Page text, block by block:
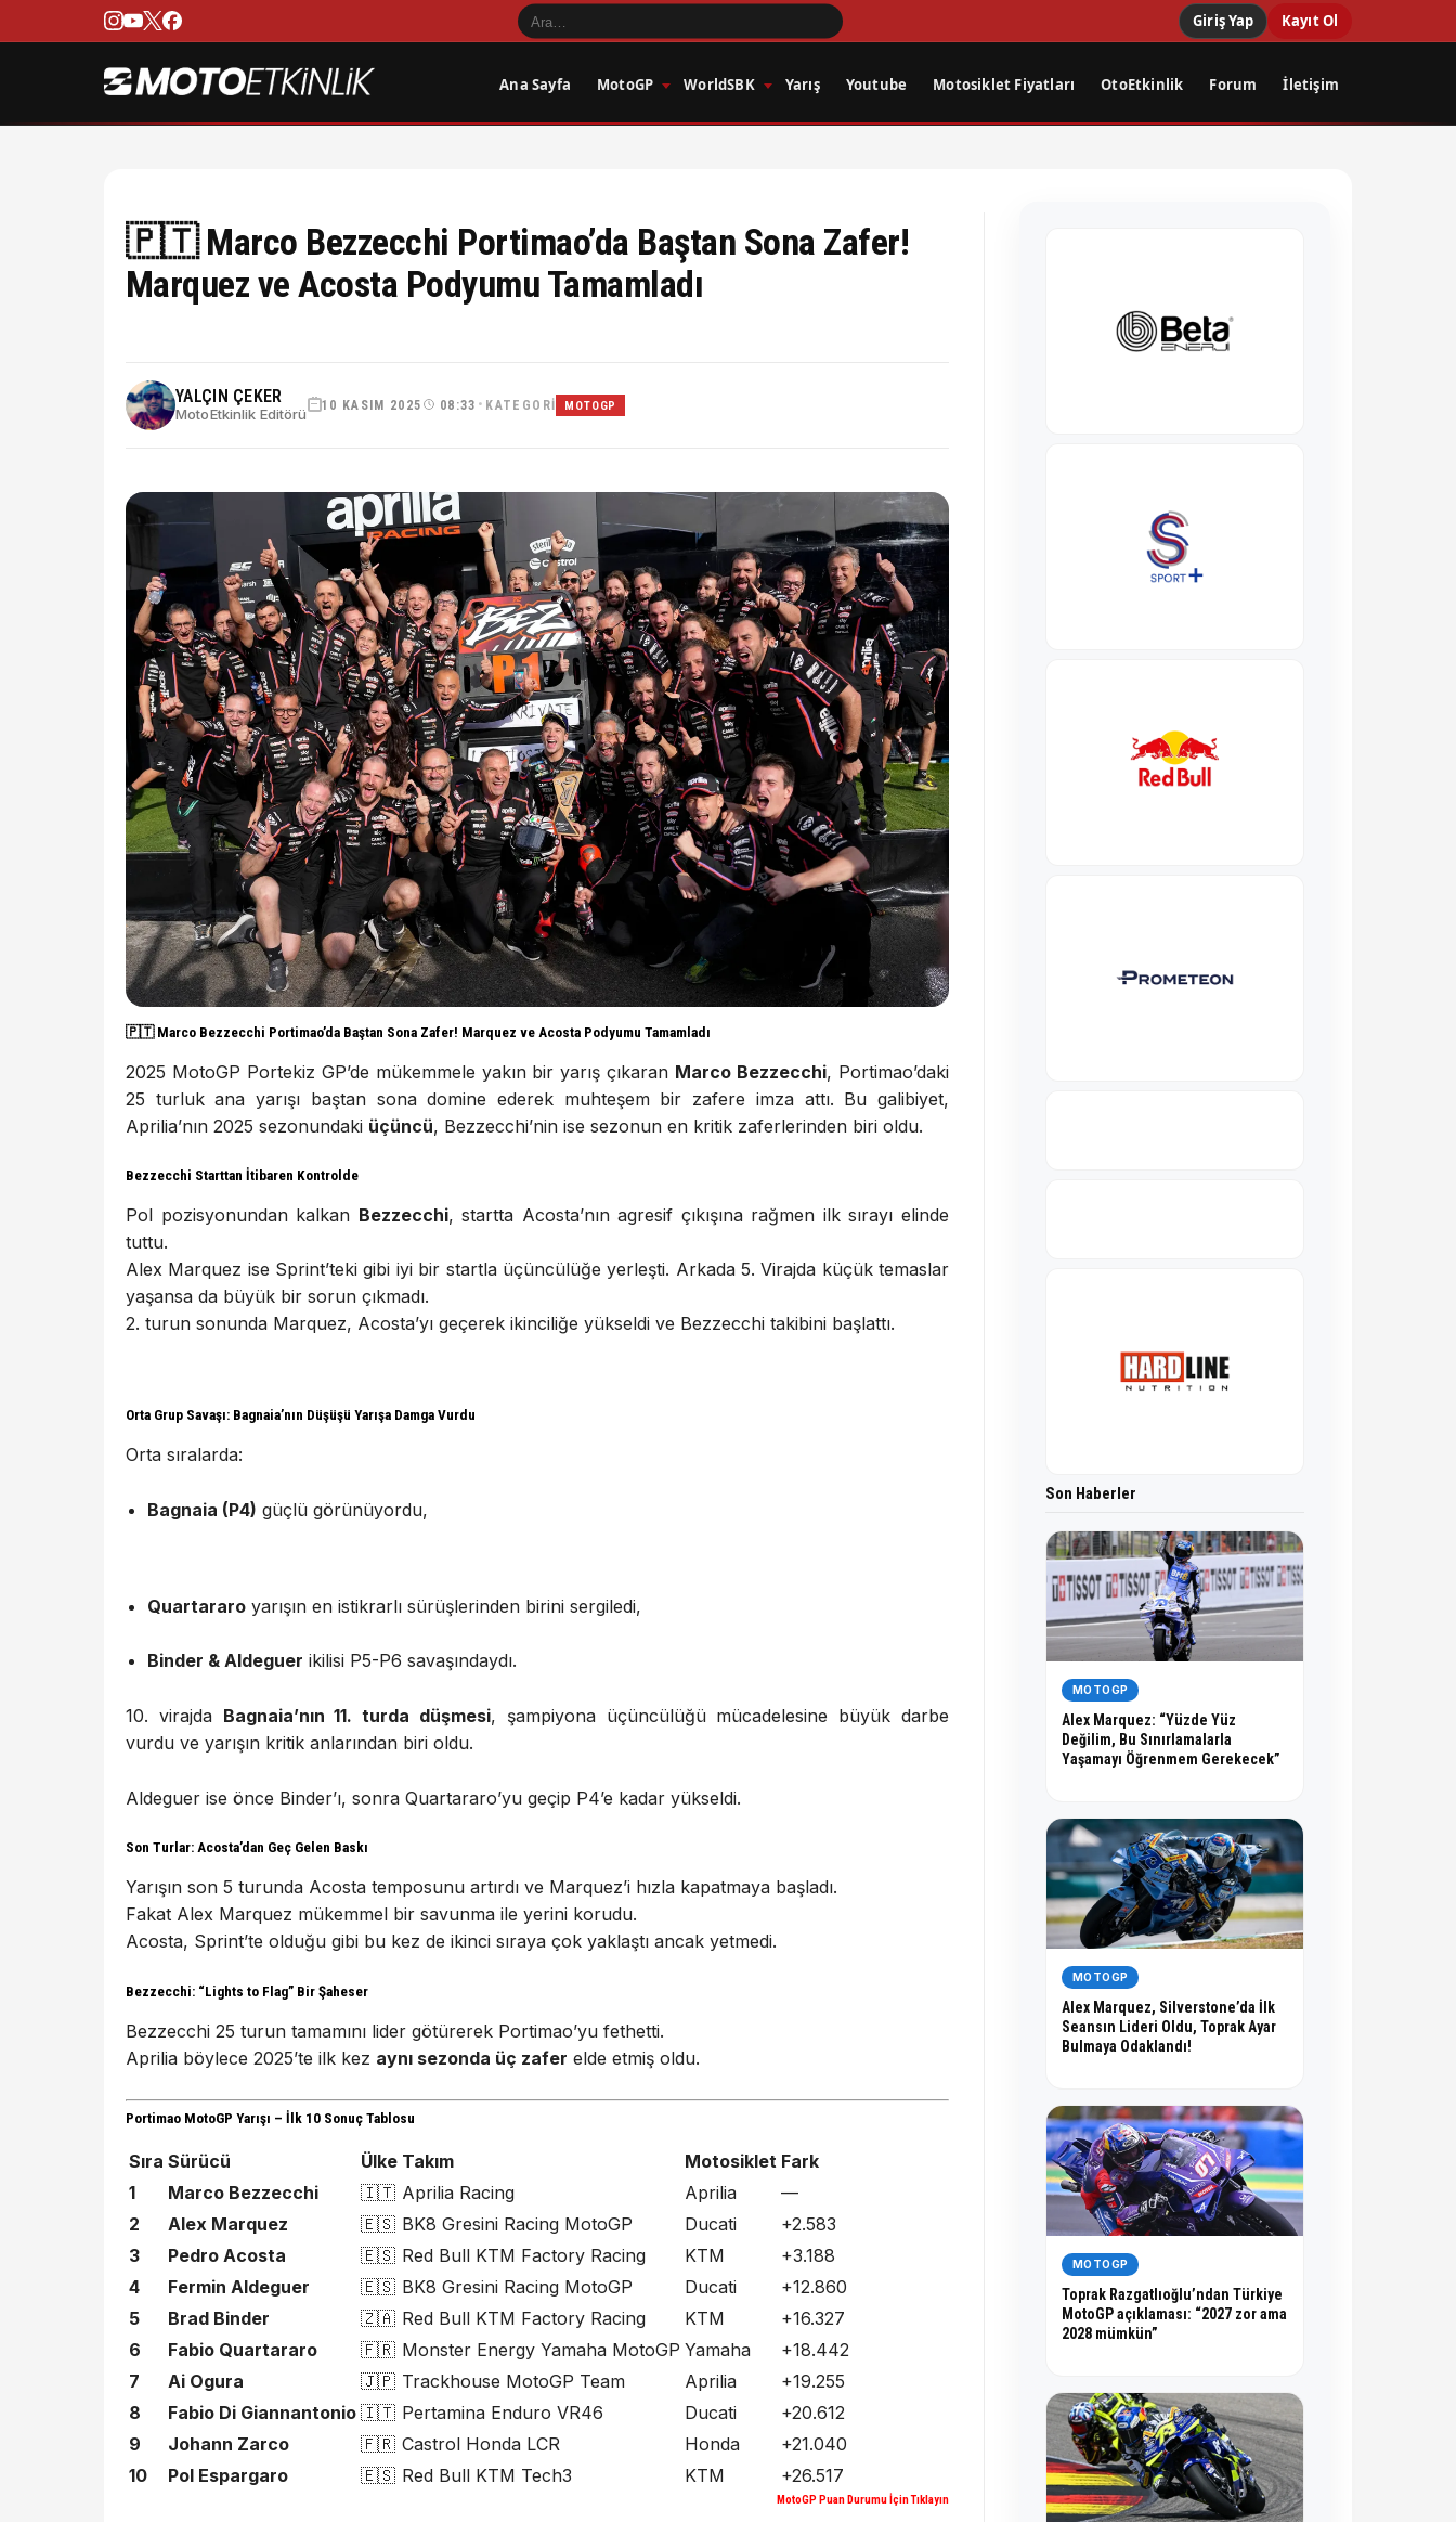
Giriş Yap Kayıt Ol
Ana Sayfa MotoGP WorldSBK Yarış Youtube Motosiklet Fiyatları OtoEtkinlik Forum İletişim
🇵🇹 Marco Bezzecchi Portimao’da Baştan Sona Zafer!
Marquez ve Acosta Podyumu Tamamladı
YALÇIN ÇEKER
MotoEtkinlik Editörü
10 KASIM 2025 08:33 • KATEGORI MOTOGP
🇵🇹 Marco Bezzecchi Portimao’da Baştan Sona Zafer! Marquez ve Acosta Podyumu Tamamladı
2025 MotoGP Portekiz GP’de mükemmele yakın bir yarış çıkaran Marco Bezzecchi, Portimao’daki
25 turluk ana yarışı baştan sona domine ederek muhteşem bir zafere imza attı. Bu galibiyet,
Aprilia’nın 2025 sezonundaki üçüncü, Bezzecchi’nin ise sezonun en kritik zaferlerinden biri oldu.
Bezzecchi Starttan İtibaren Kontrolde
Pol pozisyonundan kalkan Bezzecchi, startta Acosta’nın agresif çıkışına rağmen ilk sırayı elinde
tuttu.
Alex Marquez ise Sprint’teki gibi iyi bir startla üçüncülüğe yerleşti. Arkada 5. Virajda küçük temaslar
yaşansa da büyük bir sorun çıkmadı.
2. turun sonunda Marquez, Acosta’yı geçerek ikinciliğe yükseldi ve Bezzecchi takibini başlattı.
Orta Grup Savaşı: Bagnaia’nın Düşüşü Yarışa Damga Vurdu
Orta sıralarda:
Bagnaia (P4) güçlü görünüyordu,
Quartararo yarışın en istikrarlı sürüşlerinden birini sergiledi,
Binder & Aldeguer ikilisi P5-P6 savaşındaydı.
10. virajda Bagnaia’nın 11. turda düşmesi, şampiyona üçüncülüğü mücadelesine büyük darbe
vurdu ve yarışın kritik anlarından biri oldu.
Aldeguer ise önce Binder’ı, sonra Quartararo’yu geçip P4’e kadar yükseldi.
Son Turlar: Acosta’dan Geç Gelen Baskı
Yarışın son 5 turunda Acosta temposunu artırdı ve Marquez’i hızla kapatmaya başladı.
Fakat Alex Marquez mükemmel bir savunma ile yerini korudu.
Acosta, Sprint’te olduğu gibi bu kez de ikinci sıraya çok yaklaştı ancak yetmedi.
Bezzecchi: “Lights to Flag” Bir Şaheser
Bezzecchi 25 turun tamamını lider götürerek Portimao’yu fethetti.
Aprilia böylece 2025’te ilk kez aynı sezonda üç zafer elde etmiş oldu.
Portimao MotoGP Yarışı – İlk 10 Sonuç Tablosu
Sıra Sürücü Ülke Takım Motosiklet Fark
1
Marco Bezzecchi 🇮🇹 Aprilia Racing Aprilia
—
2
Alex Marquez 🇪🇸 BK8 Gresini Racing MotoGP Ducati
+2.583
3
Pedro Acosta 🇪🇸 Red Bull KTM Factory Racing KTM
+3.188
4
Fermin Aldeguer 🇪🇸 BK8 Gresini Racing MotoGP Ducati
+12.860
5
Brad Binder 🇿🇦 Red Bull KTM Factory Racing KTM
+16.327
6
Fabio Quartararo 🇫🇷 Monster Energy Yamaha MotoGP Yamaha
+18.442
7
Ai Ogura 🇯🇵 Trackhouse MotoGP Team Aprilia
+19.255
8
Fabio Di Giannantonio 🇮🇹 Pertamina Enduro VR46 Ducati
+20.612
9
Johann Zarco 🇫🇷 Castrol Honda LCR Honda
+21.040
10
Pol Espargaro 🇪🇸 Red Bull KTM Tech3 KTM +26.517
MotoGP Puan Durumu İçin Tıklayın
Son Haberler
MOTOGP
Alex Marquez: “Yüzde Yüz
Değilim, Bu Sınırlamalarla
Yaşamayı Öğrenmem Gerekecek”
MOTOGP
Alex Marquez, Silverstone’da İlk
Seansın Lideri Oldu, Toprak Ayar
Bulmaya Odaklandı!
MOTOGP
Toprak Razgatlıoğlu’ndan Türkiye
MotoGP açıklaması: “2027 zor ama
2028 mümkün”